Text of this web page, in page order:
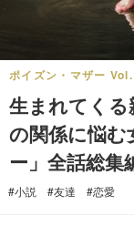
ポイズン・マザー
生まれてくる
の関係に悩
ー」全話総集
#小説 #友達 #恋愛